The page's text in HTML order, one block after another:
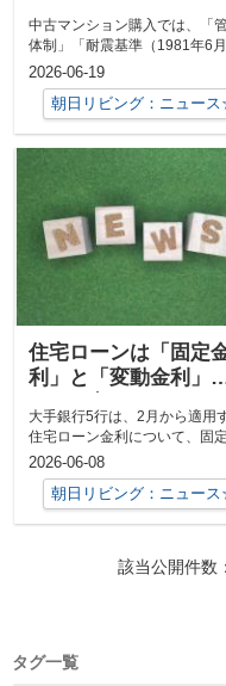
中古マンション購入では、「
体制」「耐震基準（1981年6
降の新耐震基準）」「修繕積立
の状況...
2026-06-19
朝日リビング：ニュー
住宅ローンは「固定
利」と「変動金利」
大手銀行5行は、2月から適用
住宅ローン金利について、固定
利（10年固定）の基準金利を引
上げ、...
2026-06-08
朝日リビング：ニュー
該当公開件数：
タグ一覧